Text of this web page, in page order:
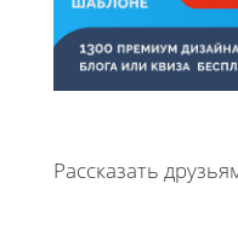
Рассказать